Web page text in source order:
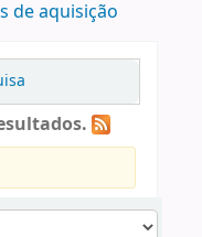
de aquisição